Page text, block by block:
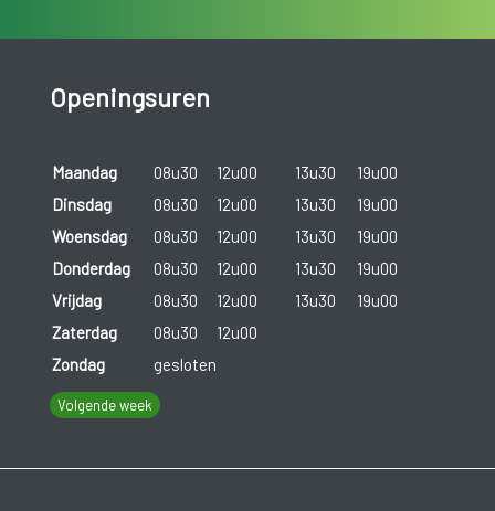
Openingsuren
Maandag 08u30 12u00 13u30
19u00
Dinsdag
08u30 12u00 13u30
19u00
Woensdag
08u30 12u00 13u30
19u00
Donderdag
08u30 12u00 13u30
19u00
Vrijdag
08u30 12u00 13u30
19u00
Zaterdag
08u30
12u00
Zondag
gesloten
Volgende week